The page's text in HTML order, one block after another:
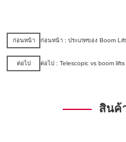
ก่อนหน้า ก่อนหน้า : ประเภทของ Boom
ต่อไป ต่อไป : Telescopic vs boom lifts
สินค้